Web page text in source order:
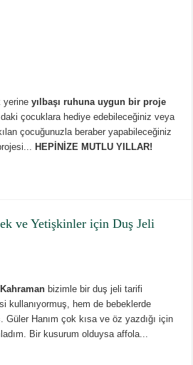
yerineyılbaşı ruhuna uygun bir proje
çocuklara hediye edebileceğiniz veya
çocuğunuzla beraber yapabileceğiniz
HEPİNİZE MUTLU YILLAR!
ve Yetişkinler için Duş Jeli
bizimle bir duş jeli tarifi
kullanıyormuş, hem de bebeklerde
Güler Hanım çok kısa ve öz yazdığı için
Bir kusurum olduysa affola...